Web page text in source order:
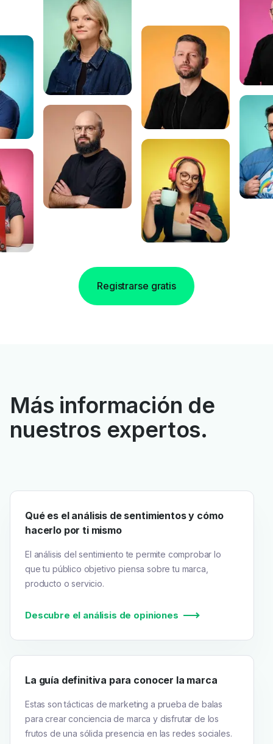
Registrarse gratis
Más información de
nuestros expertos.
Qué es el análisis de sentimientos y cómo
hacerlo por ti mismo
El análisis del sentimiento te permite comprobar lo
que tu público objetivo piensa sobre tu marca,
producto o servicio.
Descubre el análisis de opiniones
La guía definitiva para conocer la marca
Estas son tácticas de marketing a prueba de balas
para crear conciencia de marca y disfrutar de los
frutos de una sólida presencia en las redes sociales.